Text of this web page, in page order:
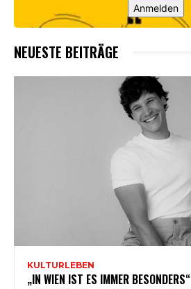
Anmelden
NEUESTE BEITRÄGE
KULTURLEBEN
„IN WIEN IST ES IMMER BESONDERS“